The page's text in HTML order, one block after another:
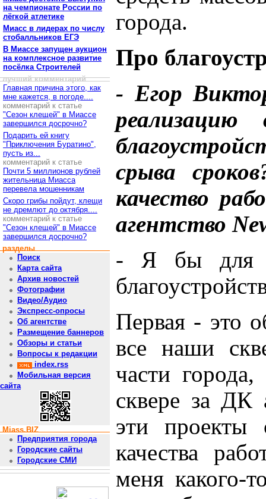
на чемпионате России по
лёгкой атлетике
Миасс в лидерах по числу
стобалльников ЕГЭ
В Миассе запущен аукцион
на комплексное развитие
посёлка Строителей
лучший комментарий
Главная причина этого, как
мне кажется, в погоде....
комментарий к статье
"Сезон клещей" в Миассе
завершился досрочно?
Подарить ей книгу
"Приключения Буратино",
пусть из...
комментарий к статье
Почти 5 миллионов рублей
жительница Миасса
перевела мошенникам
Скоро грибы пойдут, клещи
не дремлют до октября....
комментарий к статье
"Сезон клещей" в Миассе
завершился досрочно?
разделы
Поиск
Карта сайта
Архив новостей
Фотографии
Видео/Аудио
Экспресс-опросы
Об агентстве
Размещение баннеров
Обзоры и статьи
Вопросы к редакции
index.rss
Мобильная версия
сайта
Miass.BIZ
Предприятия города
Городские сайты
Городские СМИ
города.
Про
- Егор
срыва
качество
агентство
- Я бы для
Первая - это
все наши
части
сквере за ДК
эти проекты
качества
меня какого-